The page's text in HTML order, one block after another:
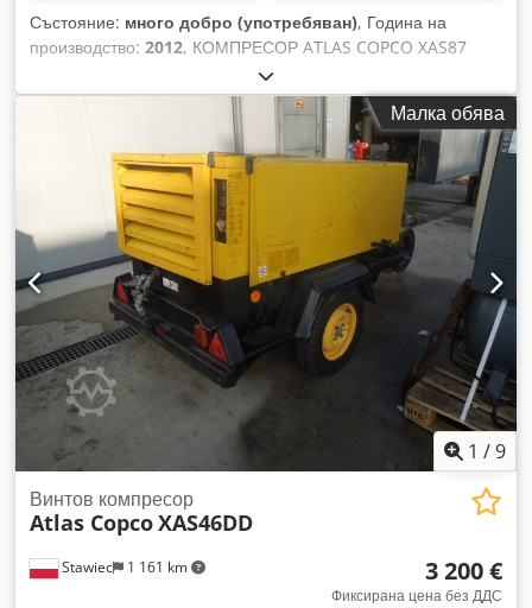
Състояние: много добро (употребяван), Година на
производство: 2012, КОМПРЕСОР ATLAS COPCO XAS87
5,00m3 12г.!! Дизелов компресор ATLAS COPCO XAS87,
машина след сервизно обслужване Технически данни:
Dcodpfxetyk Tao Amhsk - Производителност: 5,00 м3/мин; -
Работно налягане: 7 бара; - Година на производство: 2012;
- Двигател: KUBOTA - Работни часове: 1397 ч. Компресорът
е напълно изправен и готов за работа, предлагаме
гаранция. Нетна цена: 37 800 PLN Брутна цена: 46 494 PLN
По-долу ще намерите линк към видео, показващо работата
на машината.
Малка обява
1 /9
Stawiec 1 161 km
Винтов компресор
Atlas CopcoXAS46DD
3 200 €
Фиксирана цена без ДДС